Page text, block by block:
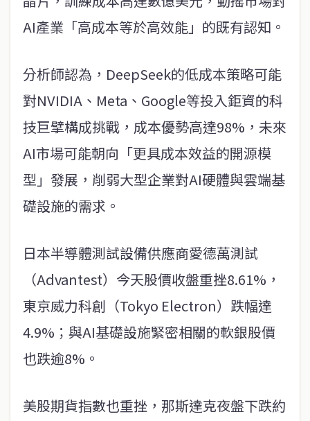
AI產業「高成本等於高效能」的既有認知。
分析師認為，DeepSeek的低成本策略可能
對NVIDIA、Meta、Google等投入鉅資的科
技巨擘構成挑戰，成本優勢高達98%，未來
AI市場可能朝向「更具成本效益的開源模
型」發展，削弱大型企業對AI硬體與雲端基
礎設施的需求。
日本半導體測試設備供應商愛德萬測試
（Advantest）今天股價收盤重挫8.61%，
東京威力科創（Tokyo Electron）跌幅達
4.9%；與AI基礎設施緊密相關的軟銀股價
也跌逾8%。
美股期貨指數也重挫，那斯達克夜盤下跌約